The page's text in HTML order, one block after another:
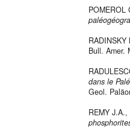
Bull. Amer.
dans le
Geol.
REMY